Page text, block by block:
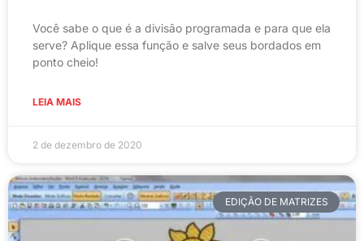
Você sabe o que é a divisão programada e para que ela
serve? Aplique essa função e salve seus bordados em
ponto cheio!
LEIA MAIS
2 de dezembro de 2020
EDIÇÃO DE MATRIZES